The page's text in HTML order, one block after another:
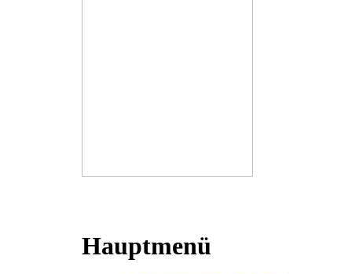
Hauptmenü